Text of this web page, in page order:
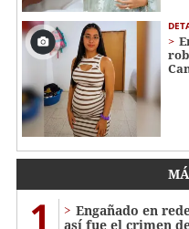
1
Engañado en
así fue el crimen